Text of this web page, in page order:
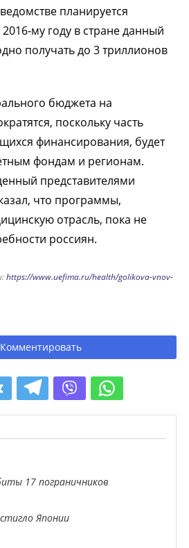
планируется
му году в стране данный
получать до 3 триллионов
бюджета на
поскольку часть
финансирования, будет
фондам и регионам.
представителями
что программы,
отрасль, пока не
россиян.
https://www.uefima.ru/health/golikova-vnov-
Комментировать
17 пограничников
Японии